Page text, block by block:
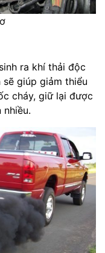
ra khí thải độc
giúp giảm thiểu
cháy, giữ lại được